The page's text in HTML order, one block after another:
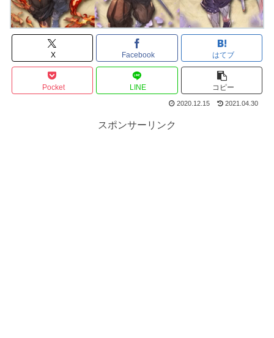
X Facebook はてブ
Pocket LINE コピー
2020.12.15 2021.04.30
スポンサーリンク